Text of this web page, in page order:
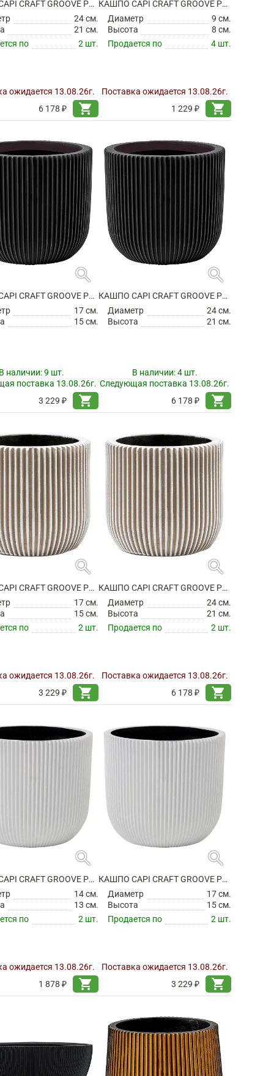
КАШПО CAPI CRAFT GROOVE PLANTER BALL GREEN
24 см.
21 см.
по
2 шт.
ожидается 13.08.26г.
6 178 ₽
shopping_cart
КАШПО CAPI CRAFT GROOVE PLANTER BALL GREEN
Диаметр
9 см.
Высота
8 см.
Продается по
4 шт.
Поставка ожидается 13.08.26г.
1 229 ₽
shopping_cart
search
КАШПО CAPI CRAFT GROOVE PLANTER BALL INTENSE BLACK
17 см.
15 см.
наличии:9 шт.
поставка 13.08.26г.
3 229 ₽
shopping_cart
search
КАШПО CAPI CRAFT GROOVE PLANTER BALL INTENSE BLACK
Диаметр
24 см.
Высота
21 см.
В наличии:4 шт.
Следующая поставка 13.08.26г.
6 178 ₽
shopping_cart
search
КАШПО CAPI CRAFT GROOVE PLANTER BALL IVORY
17 см.
15 см.
по
2 шт.
ожидается 13.08.26г.
3 229 ₽
shopping_cart
search
КАШПО CAPI CRAFT GROOVE PLANTER BALL IVORY
Диаметр
24 см.
Высота
21 см.
Продается по
2 шт.
Поставка ожидается 13.08.26г.
6 178 ₽
shopping_cart
search
КАШПО CAPI CRAFT GROOVE PLANTER BALL WHITE
14 см.
13 см.
по
2 шт.
ожидается 13.08.26г.
1 878 ₽
shopping_cart
search
КАШПО CAPI CRAFT GROOVE PLANTER BALL WHITE
Диаметр
17 см.
Высота
15 см.
Продается по
2 шт.
Поставка ожидается 13.08.26г.
3 229 ₽
shopping_cart